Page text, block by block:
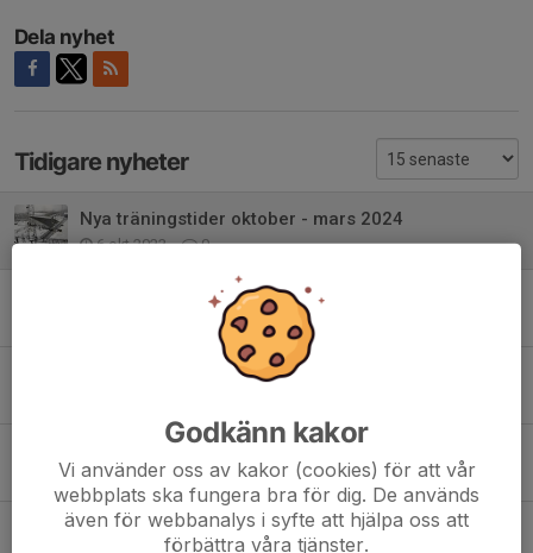
Dela nyhet
Tidigare nyheter
Nya träningstider oktober - mars 2024
6 okt 2023 0
Info: plats för ep cupen
Info: ny samlingstid EPcup
Info: matcher helg 6e/7e samt 13e/14e augusti
26 jul 2022 0
INFO: Flytt av match 11/6 vs BKV Norrtälje
Godkänn kakor
Vi använder oss av kakor (cookies) för att vår
webbplats ska fungera bra för dig. De används
även för webbanalys i syfte att hjälpa oss att
förbättra våra tjänster.